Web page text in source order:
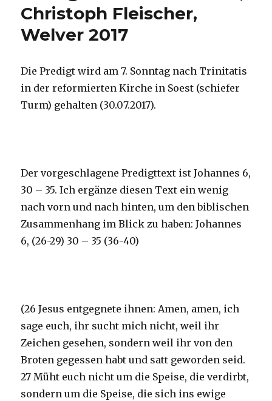
Christoph Fleischer,
Welver 2017
Die Predigt wird am 7. Sonntag nach Trinitatis
in der reformierten Kirche in Soest (schiefer
Turm) gehalten (30.07.2017).
Der vorgeschlagene Predigttext ist Johannes 6,
30 – 35. Ich ergänze diesen Text ein wenig
nach vorn und nach hinten, um den biblischen
Zusammenhang im Blick zu haben: Johannes
6, (26-29) 30 – 35 (36-40)
(26 Jesus entgegnete ihnen: Amen, amen, ich
sage euch, ihr sucht mich nicht, weil ihr
Zeichen gesehen, sondern weil ihr von den
Broten gegessen habt und satt geworden seid.
27 Müht euch nicht um die Speise, die verdirbt,
sondern um die Speise, die sich ins ewige